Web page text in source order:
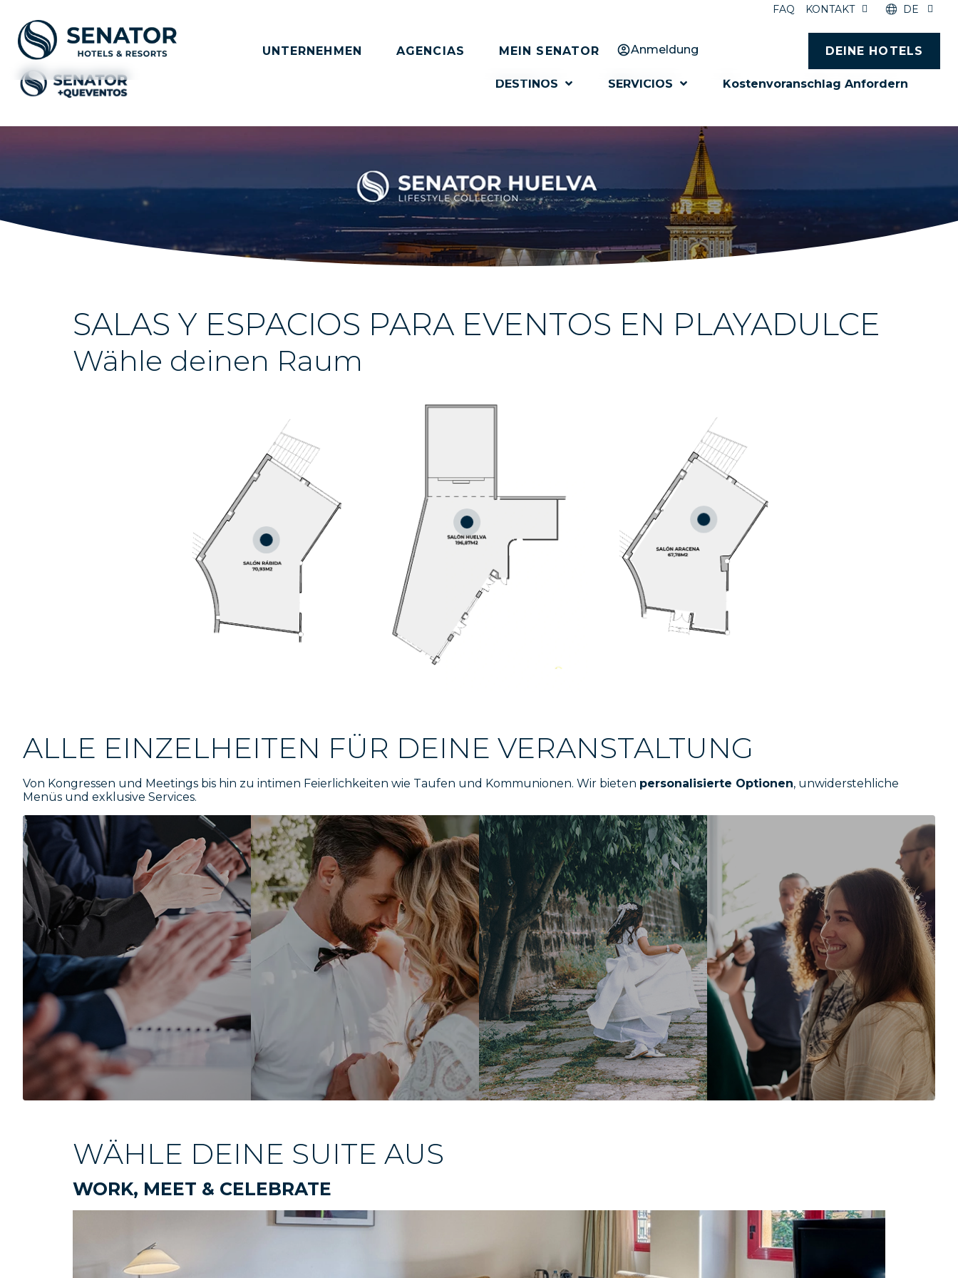
FAQ KONTAKT DE
UNTERNEHMEN AGENCIAS MEIN SENATOR Anmeldung DEINE HOTELS
DESTINOS SERVICIOS Kostenvoranschlag Anfordern
SALAS Y ESPACIOS PARA EVENTOS EN PLAYADULCE
Wähle deinen Raum
ALLE EINZELHEITEN FÜR DEINE VERANSTALTUNG
Von Kongressen und Meetings bis hin zu intimen Feierlichkeiten wie Taufen und Kommunionen. Wir bieten personalisierte Optionen, unwiderstehliche
Menüs und exklusive Services.
WÄHLE DEINE SUITE AUS
WORK, MEET & CELEBRATE